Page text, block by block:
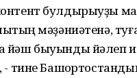
булдырыуҙы
мәҙәниәтенә,
йәш быуынды
- тине